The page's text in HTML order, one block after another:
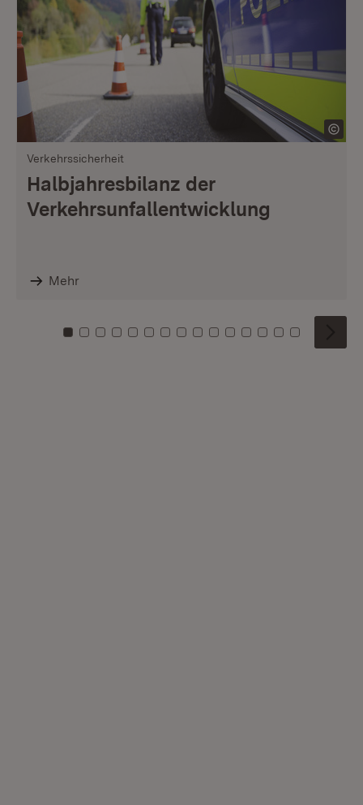
Verkehrssicherheit
Halbjahresbilanz der
Verkehrsunfallentwicklung
Mehr
Zu Kachel: 0
Zu Kachel: 1
Zu Kachel: 2
Zu Kachel: 3
Zu Kachel: 4
Zu Kachel: 5
Zu Kachel: 6
Zu Kachel: 7
Zu Kachel: 8
Zu Kachel: 9
Zu Kachel: 10
Zu Kachel: 11
Zu Kachel: 12
Zu Kachel:
Zu